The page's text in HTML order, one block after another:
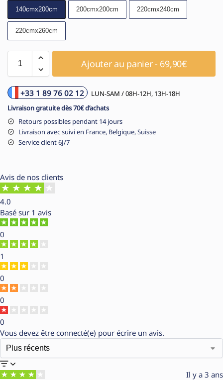
140cmx200cm 200cmx200cm 220cmx240cm
220cmx260cm
Ajouter au panier - 69,90€
+33 1 89 76 02 12
LUN-SAM / 08H-12H, 13H-18H
Livraison gratuite dès 70€ d’achats
Retours possibles pendant 14 jours
Livraison avec suivi en France, Belgique, Suisse
Service client 6J/7
Avis de nos clients
4.0
Basé sur 1 avis
0
1
0
0
0
Vous devez être connecté(e) pour écrire un avis.
Il y a 3 ans